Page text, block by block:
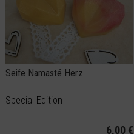
Seife Namasté Herz
Special Edition
6,00 €